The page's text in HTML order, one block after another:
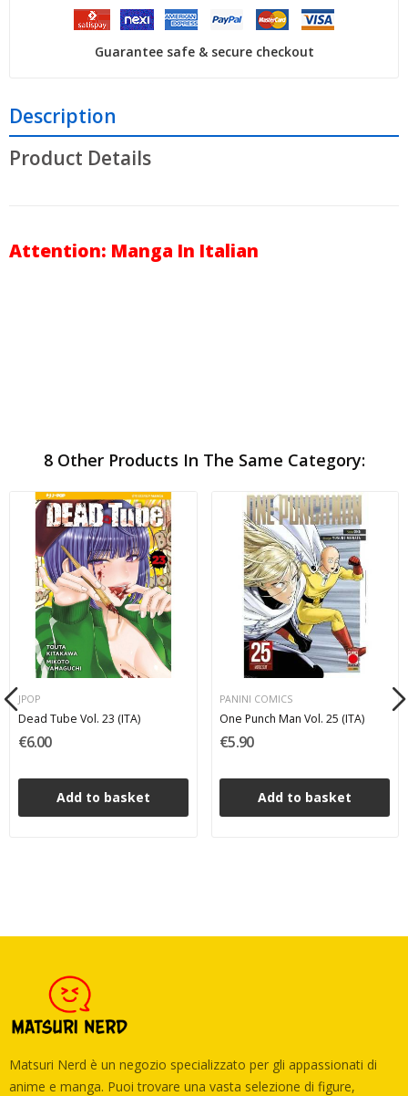
Guarantee safe & secure checkout
Description
Product Details
Attention: Manga In Italian
8 Other Products In The Same Category:
JPOP
Dead Tube Vol. 23 (ITA)
€6.00
Add to basket
PANINI COMICS
One Punch Man Vol. 25 (ITA)
€5.90
Add to basket
Matsuri Nerd è un negozio specializzato per gli appassionati di
anime e manga. Puoi trovare una vasta selezione di figure,